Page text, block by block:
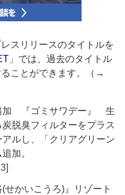
スリリースのタイトルを
」では、過去のタイトル
ことができます。（→
加 『ゴミサワデー』 生
脱臭フィルターをプラス
ルし、「クリアグリーン
加。
かいこうろ)』リゾート